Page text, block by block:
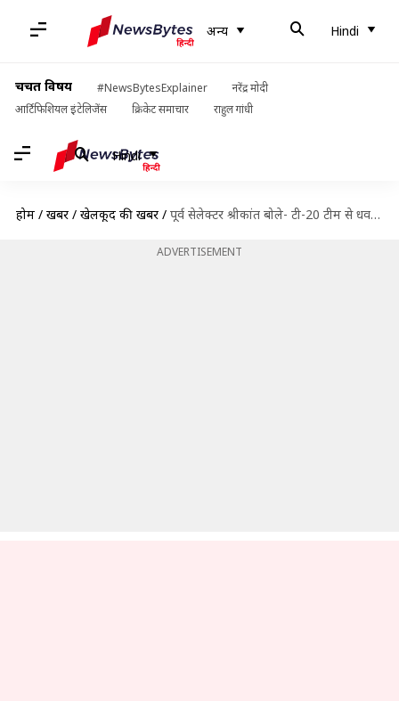
अन्य Hindi
चर्चित विषय #NewsBytesExplainer
नरेंद्र मोदी
आर्टिफिशियल इंटेलिजेंस
क्रिकेट समाचार राहुल गांधी
Hindi
होम / खबरें / खेलकूद की खबरें / पूर्व सेलेक्टर श्रीकांत बोले- टी-20 टीम से धवन को हटाओ, इस खिलाड़ी को दो मौका
ADVERTISEMENT